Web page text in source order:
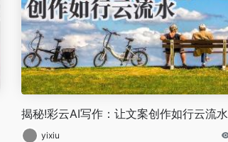
揭秘!彩云AI写作：让文案创作如行云流水
yixiu